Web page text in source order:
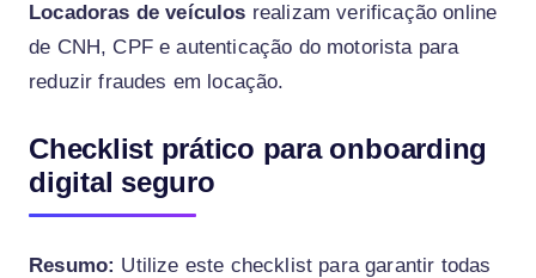
Locadoras de veículos realizam verificação online
de CNH, CPF e autenticação do motorista para
reduzir fraudes em locação.
Checklist prático para onboarding
digital seguro
Resumo: Utilize este checklist para garantir todas